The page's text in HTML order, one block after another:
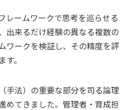
レームワークで思考を巡らせる
出来るだけ経験の異なる複数の
ワークを検証し、その精度を評
。
手法）の重要な部分を司る論理
めてきました。管理者・育成担